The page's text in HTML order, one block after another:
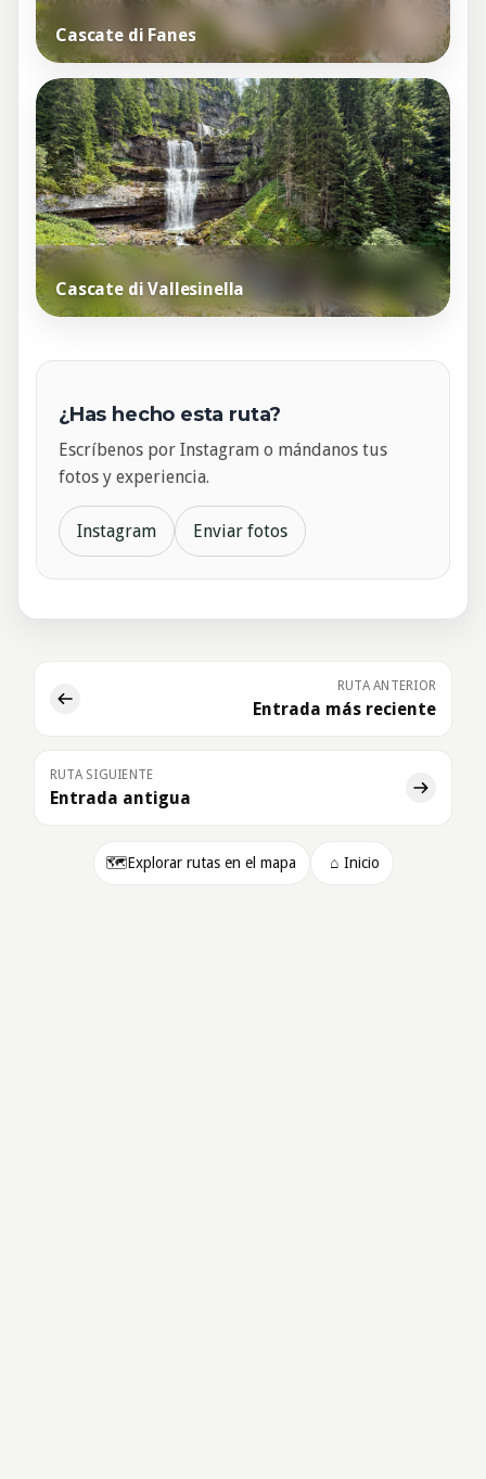
Cascate di Fanes
Cascate di Vallesinella
¿Has hecho esta ruta?
Escríbenos por Instagram o mándanos tus
fotos y experiencia.
Instagram Enviar fotos
RUTA ANTERIOR
Entrada más reciente
RUTA SIGUIENTE
Entrada antigua
🗺️Explorar rutas en el mapa ⌂ Inicio